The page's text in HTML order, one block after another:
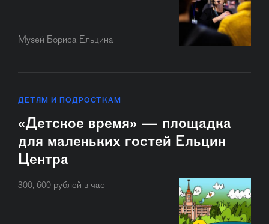
Музей Бориса Ельцина
ДЕТЯМ И ПОДРОСТКАМ
«Детское время» — площадка
для маленьких гостей Ельцин
Центра
300, 600 рублей в час